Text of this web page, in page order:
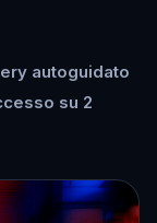
autoguidato
su 2